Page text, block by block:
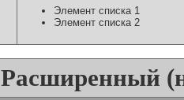
Элемент списка 1
Элемент списка 2
Расширенный